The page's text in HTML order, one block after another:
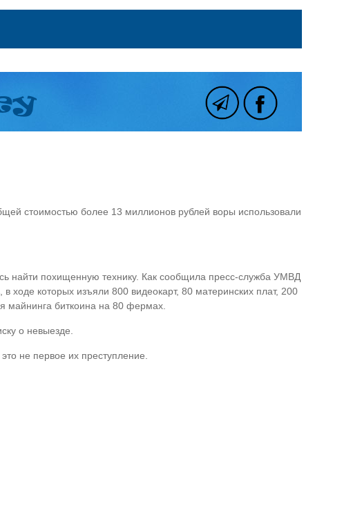
стоимостью более 13 миллионов рублей воры использовали
найти похищенную технику. Как сообщила пресс-служба УМВД
ходе которых изъяли 800 видеокарт, 80 материнских плат, 200
майнинга биткоина на 80 фермах.
о невыезде.
не первое их преступление.